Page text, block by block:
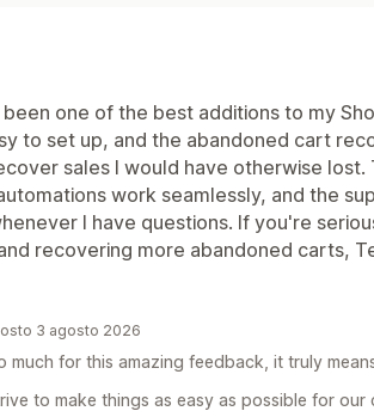
one of the best additions to my
to set up, and the abandoned cart
sales I would have otherwise lost.
work seamlessly, and the
I have questions. If you're
recovering more abandoned carts,
3 agosto 2026
much for this amazing feedback, it truly
to make things as easy as possible for our